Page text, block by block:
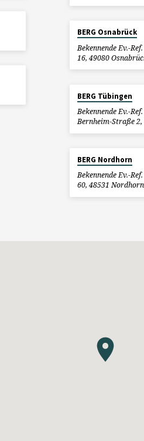
BERG Osnabrück
Bekennende Ev.-
16, 49080
BERG Tübingen
Bekennende Ev.-
Bernheim-Straße
BERG Nordhorn
Bekennende Ev.-
60, 48531 Nordhorn